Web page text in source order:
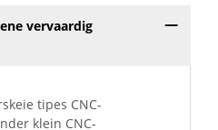
vervaardig
tipes CNC-
klein CNC-